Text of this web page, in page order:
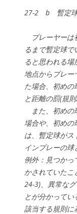
27-2 b 暫定球
プレーヤーは
るまで暫定球
ると思われる
地点からプレー
た場合、初め
と距離の罰(規
また、初めの
場合や、初めの
は、暫定球がス
インプレーの球
例外：見つかっ
かされていたこ
24-3)、異常な
とが分かって
該当する規則に